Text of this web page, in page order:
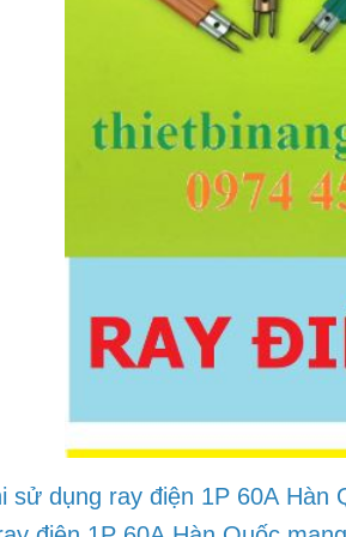
sử dụng ray điện 1P 60A Hàn